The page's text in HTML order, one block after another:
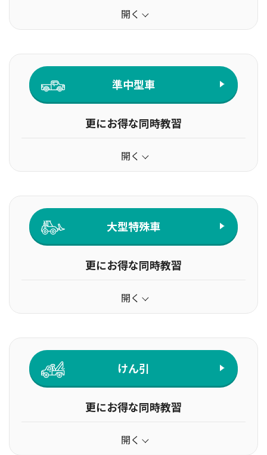
開く
準中型車
更にお得な同時教習
開く
大型特殊車
更にお得な同時教習
開く
けん引
更にお得な同時教習
開く